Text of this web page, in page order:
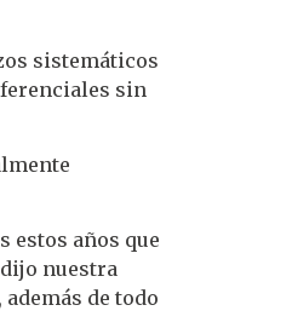
sistemáticos
sin
estos años que
nuestra
de todo